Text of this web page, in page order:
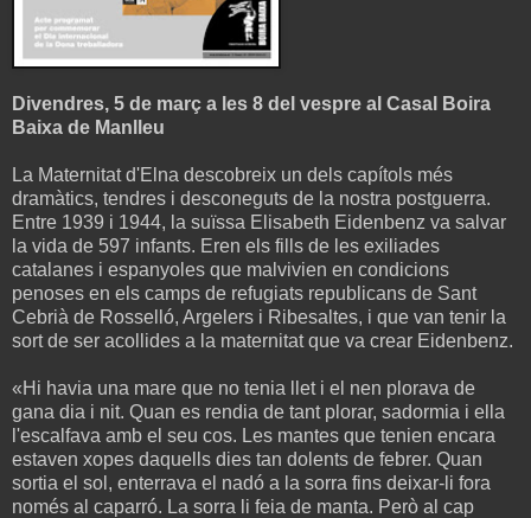
Divendres, 5 de març a les 8 del vespre al Casal Boira
Baixa de Manlleu
La Maternitat d'Elna descobreix un dels capítols més
dramàtics, tendres i desconeguts de la nostra postguerra.
Entre 1939 i 1944, la suïssa Elisabeth Eidenbenz va salvar
la vida de 597 infants. Eren els fills de les exiliades
catalanes i espanyoles que malvivien en condicions
penoses en els camps de refugiats republicans de Sant
Cebrià de Rosselló, Argelers i Ribesaltes, i que van tenir la
sort de ser acollides a la maternitat que va crear Eidenbenz.
«Hi havia una mare que no tenia llet i el nen plorava de
gana dia i nit. Quan es rendia de tant plorar, sadormia i ella
l'escalfava amb el seu cos. Les mantes que tenien encara
estaven xopes daquells dies tan dolents de febrer. Quan
sortia el sol, enterrava el nadó a la sorra fins deixar-li fora
només al caparró. La sorra li feia de manta. Però al cap